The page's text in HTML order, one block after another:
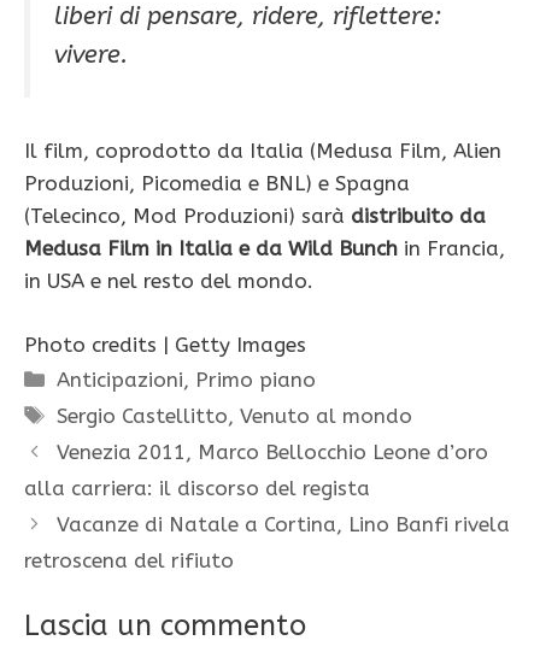
liberi di pensare, ridere, riflettere:
vivere.
Il film, coprodotto da Italia (Medusa Film, Alien
Produzioni, Picomedia e BNL) e Spagna
(Telecinco, Mod Produzioni) sarà distribuito da
Medusa Film in Italia e da Wild Bunch in Francia,
in USA e nel resto del mondo.
Photo credits | Getty Images
Categorie
Anticipazioni, Primo piano
Tag
Sergio Castellitto,Venuto al mondo
Venezia 2011, Marco Bellocchio Leone d’oro
alla carriera: il discorso del regista
Vacanze di Natale a Cortina, Lino Banfi rivela
retroscena del rifiuto
Lascia un commento